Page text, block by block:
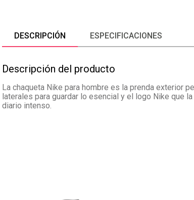
DESCRIPCIÓN ESPECIFICACIONES
Descripción del producto
La chaqueta Nike para hombre es la prenda exterior
laterales para guardar lo esencial y el logo Nike que
diario intenso.